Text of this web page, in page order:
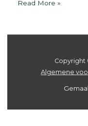
Familie
Read More »
Copyright
Algemene